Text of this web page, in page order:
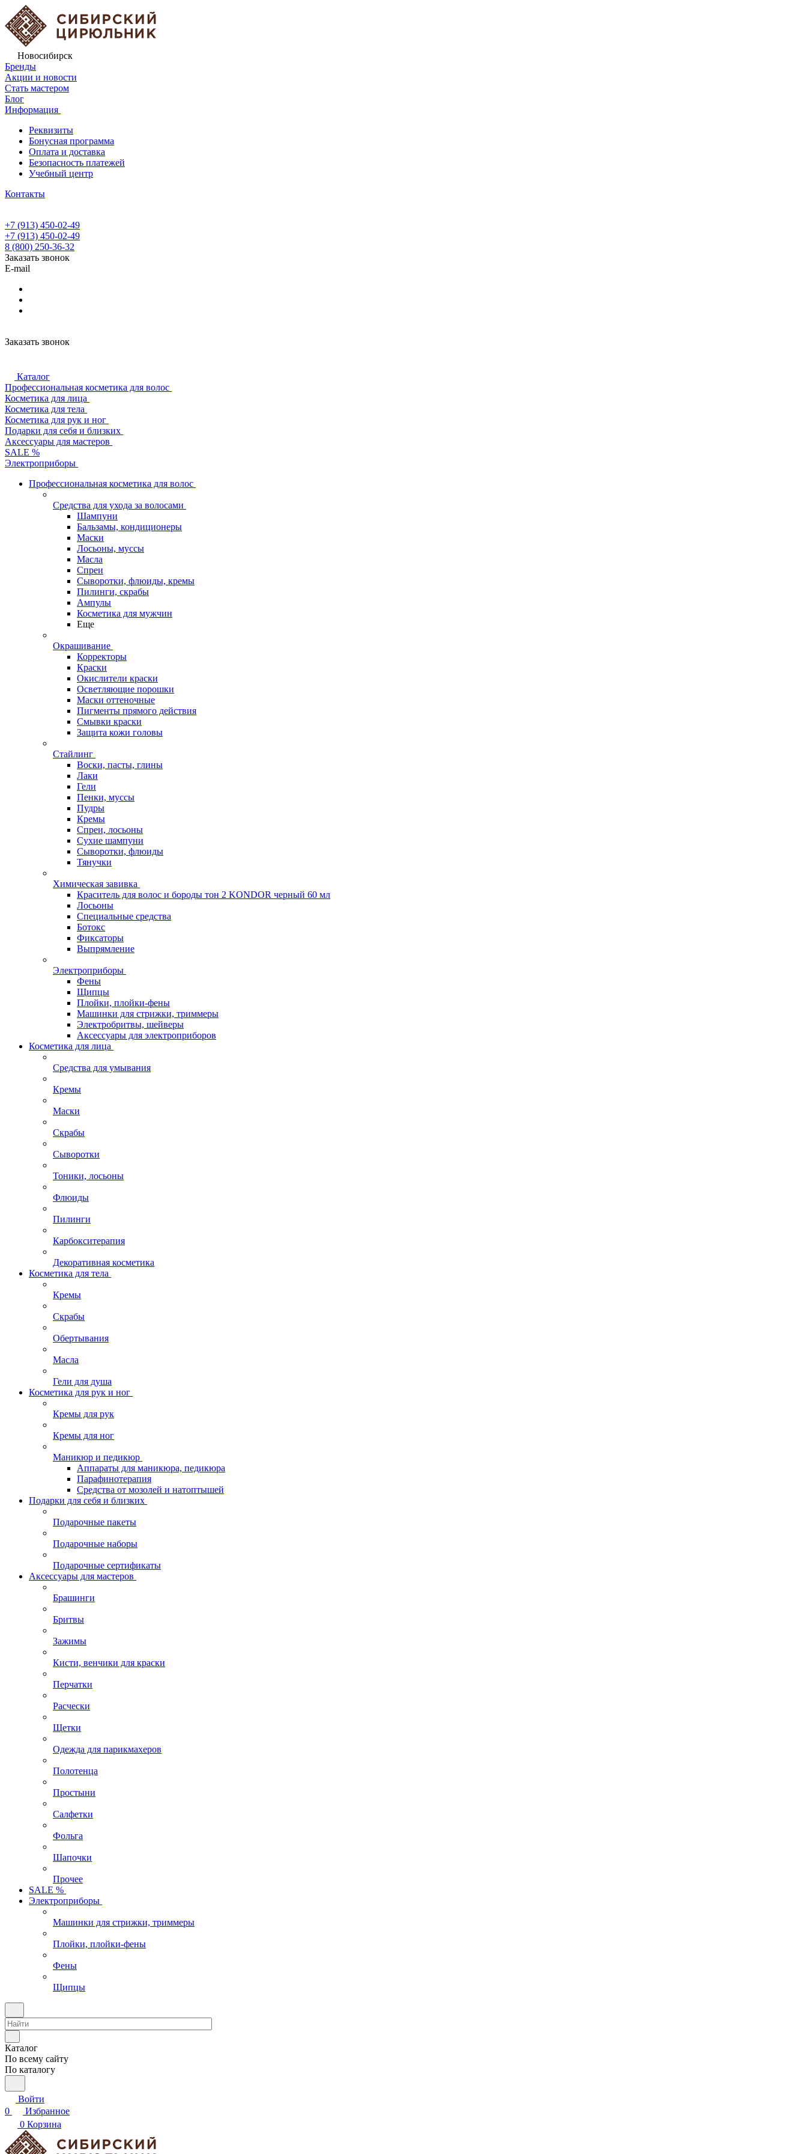
Новосибирск
Бренды
Акции и новости
Стать мастером
Блог
Информация
Реквизиты
Бонусная программа
Оплата и доставка
Безопасность платежей
Учебный центр
Контакты
+7 (913) 450-02-49
+7 (913) 450-02-49
8 (800) 250-36-32
Заказать звонок
E-mail
Заказать звонок
Каталог
Профессиональная косметика для волос
Косметика для лица
Косметика для тела
Косметика для рук и ног
Подарки для себя и близких
Аксессуары для мастеров
SALE %
Электроприборы
Профессиональная косметика для волос
Средства для ухода за волосами
Шампуни
Бальзамы, кондиционеры
Маски
Лосьоны, муссы
Масла
Спреи
Сыворотки, флюиды, кремы
Пилинги, скрабы
Ампулы
Косметика для мужчин
Еще
Окрашивание
Корректоры
Краски
Окислители краски
Осветляющие порошки
Маски оттеночные
Пигменты прямого действия
Смывки краски
Защита кожи головы
Стайлинг
Воски, пасты, глины
Лаки
Гели
Пенки, муссы
Пудры
Кремы
Спреи, лосьоны
Сухие шампуни
Сыворотки, флюиды
Тянучки
Химическая завивка
Краситель для волос и бороды тон 2 KONDOR черный 60 мл
Лосьоны
Специальные средства
Ботокс
Фиксаторы
Выпрямление
Электроприборы
Фены
Щипцы
Плойки, плойки-фены
Машинки для стрижки, триммеры
Электробритвы, шейверы
Аксессуары для электроприборов
Косметика для лица
Средства для умывания
Кремы
Маски
Скрабы
Сыворотки
Тоники, лосьоны
Флюиды
Пилинги
Карбокситерапия
Декоративная косметика
Косметика для тела
Кремы
Скрабы
Обертывания
Масла
Гели для душа
Косметика для рук и ног
Кремы для рук
Кремы для ног
Маникюр и педикюр
Аппараты для маникюра, педикюра
Парафинотерапия
Средства от мозолей и натоптышей
Подарки для себя и близких
Подарочные пакеты
Подарочные наборы
Подарочные сертификаты
Аксессуары для мастеров
Брашинги
Бритвы
Зажимы
Кисти, венчики для краски
Перчатки
Расчески
Щетки
Одежда для парикмахеров
Полотенца
Простыни
Салфетки
Фольга
Шапочки
Прочее
SALE %
Электроприборы
Машинки для стрижки, триммеры
Плойки, плойки-фены
Фены
Щипцы
Каталог
По всему сайту
По каталогу
Войти
0
Избранное
0 Корзина